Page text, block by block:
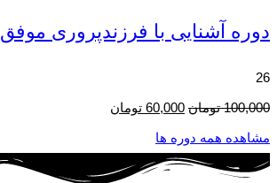
دوره آشنایی با فرزندپروری موفق
26
100,000 تومان قیمت
اصلی
100,000 تومان
60,000 تومان
مشاهده همه دوره ها